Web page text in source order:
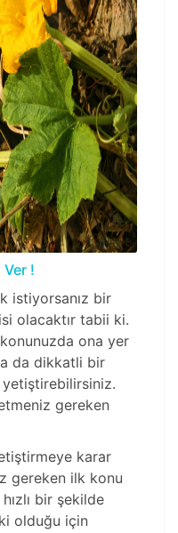
Ver !
istiyorsanız bir
olacaktır tabii ki.
ona yer
da dikkatli bir
gereken
karar
gereken ilk konu
bir şekilde
olduğu için